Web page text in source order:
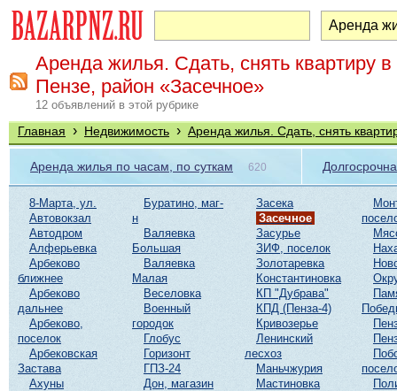
Аренда жилья. Сдать, снять квартиру в
Пензе, район «Засечное»
12 объявлений в этой рубрике
Главная › Недвижимость › Аренда жилья. Сдать, снять
Аренда жилья по часам, по суткам 620
8-Марта, ул.
Автовокзал
Автодром
Алферьевка
Арбеково
ближнее
Арбеково
дальнее
Арбеково,
поселок
Арбековская
Застава
Ахуны
Буратино, маг-
н
Валяевка
Большая
Валяевка
Малая
Веселовка
Военный
городок
Глобус
Горизонт
ГПЗ-24
Дон, магазин
Засека
Засечное
Засурье
ЗИФ, поселок
Золотаревка
Константиновка
КП "Дубрава"
КПД (Пенза-4)
Кривозерье
Ленинский
лесхоз
Маньчжурия
Мастиновка